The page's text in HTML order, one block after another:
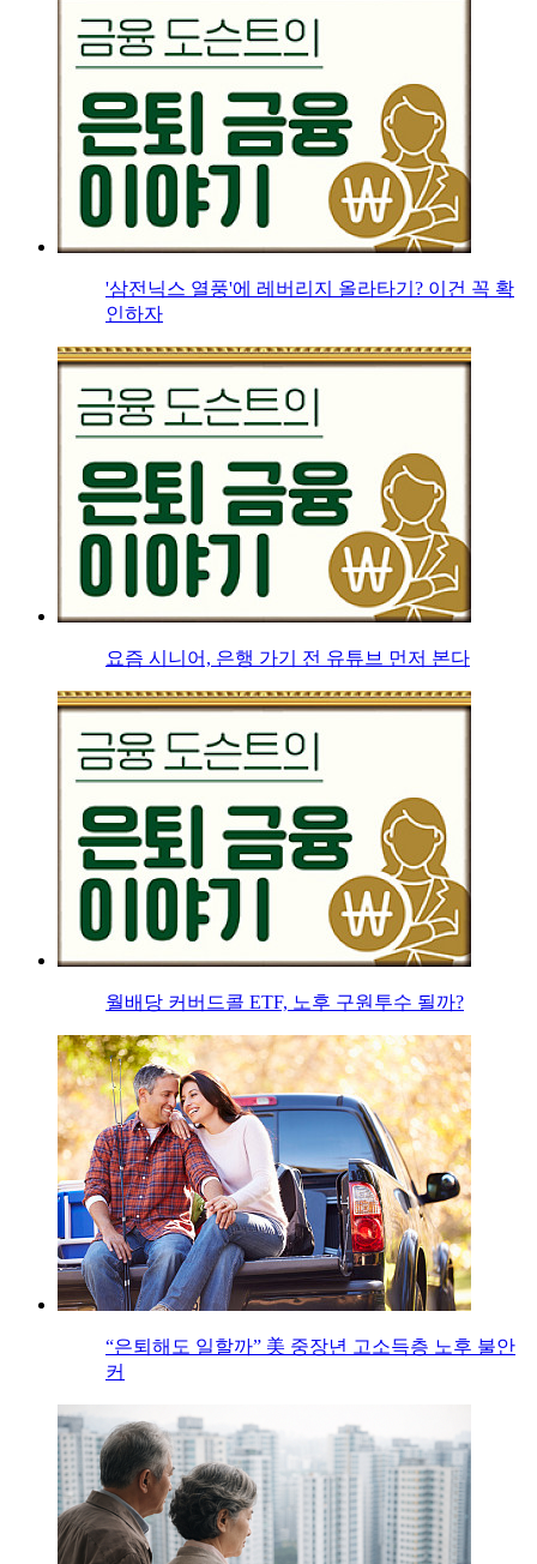
'삼전닉스 열풍'에 레버리지 올라타기? 이건 꼭 확
인하자
요즘 시니어, 은행 가기 전 유튜브 먼저 본다
월배당 커버드콜 ETF, 노후 구원투수 될까?
“은퇴해도 일할까” 美 중장년 고소득층 노후 불안
커